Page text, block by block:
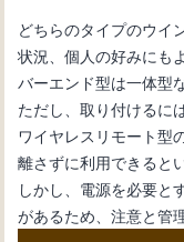
どちらのタイプのウイ
状況、個人の好みにも
バーエンド型は一体型
ただし、取り付けるに
ワイヤレスリモート型
離さずに利用できると
しかし、電源を必要と
があるため、注意と管